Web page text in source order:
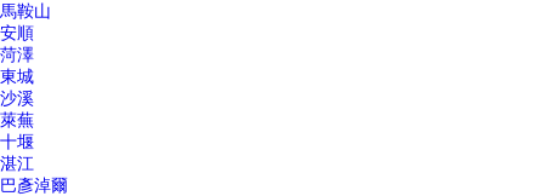
馬鞍山
安順
菏澤
東城
沙溪
萊蕪
十堰
湛江
巴彥淖爾